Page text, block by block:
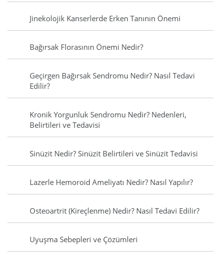
Jinekolojik Kanserlerde Erken Tanının Önemi
Bağırsak Florasının Önemi Nedir?
Geçirgen Bağırsak Sendromu Nedir? Nasıl Tedavi
Edilir?
Kronik Yorgunluk Sendromu Nedir? Nedenleri,
Belirtileri ve Tedavisi
Sinüzit Nedir? Sinüzit Belirtileri ve Sinüzit Tedavisi
Lazerle Hemoroid Ameliyatı Nedir? Nasıl Yapılır?
Osteoartrit (Kireçlenme) Nedir? Nasıl Tedavi Edilir?
Uyuşma Sebepleri ve Çözümleri